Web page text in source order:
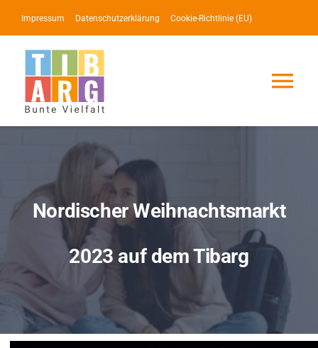
Inhalt
springen
Impressum Datenschutzerklärung Cookie-Richtlinie (EU)
Service
Events
Impressionen
Nordischer Weihnachtsmarkt
2023 auf dem Tibarg